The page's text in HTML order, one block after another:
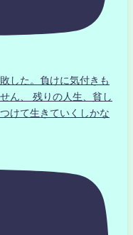
した。負けに気付きも
ん、 残りの人生、貧し
けて生きていくしかな